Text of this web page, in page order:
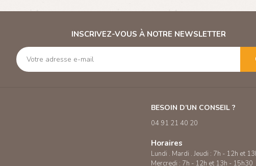
INSCRIVEZ-VOUS À NOTRE NEWSLETTER
BESOIN D’UN CONSEIL ?
04 91 21 40 20
Horaires
Lundi . Mardi . Jeudi : 7h - 12h et
Mercredi : 7h - 12h et 13h - 15h30